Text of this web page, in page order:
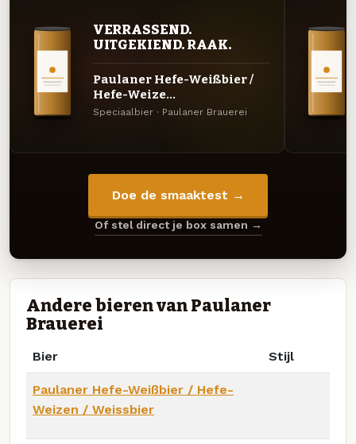
VERRASSEND.
UITGEKIEND. RAAK.
Paulaner Hefe-Weißbier /
Hefe-Weize...
Speciaalbier · Paulaner Brauerei
Doe de smaaktest →
Of stel direct je box samen →
Andere bieren van Paulaner
Brauerei
Bier Stijl
Paulaner Hefe-Weißbier / Hefe-
Weizen / Weissbier